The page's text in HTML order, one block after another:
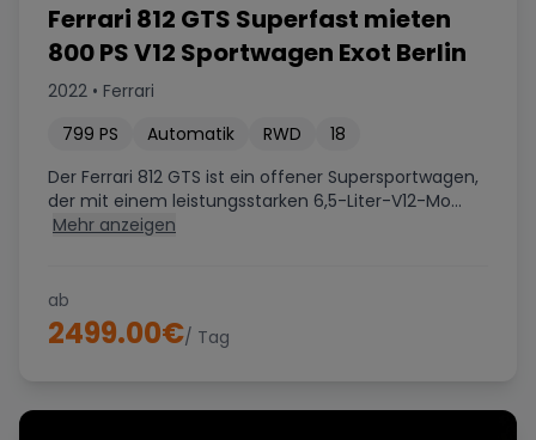
Ferrari 812 GTS Superfast mieten
800 PS V12 Sportwagen Exot Berlin
2022 • Ferrari
799 PS Automatik RWD
18
Der Ferrari 812 GTS ist ein offener Supersportwagen,
der mit einem leistungsstarken 6,5-Liter-V12-Mo...
Mehr anzeigen
ab
2499.00€/ Tag